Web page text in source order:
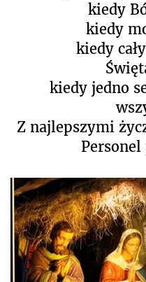
kiedy
kiedy
kiedy
kiedy jedno
Z najlepszymi